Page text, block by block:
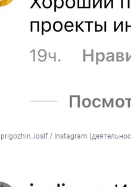
prigozhin_iosif / Instagram